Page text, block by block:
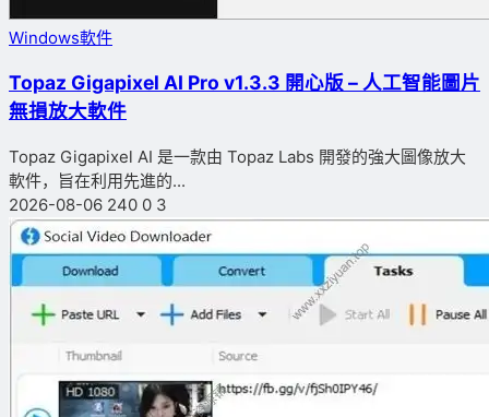
Windows軟件
Topaz Gigapixel AI Pro v1.3.3 開心版 – 人工智能圖片
無損放大軟件
Topaz Gigapixel AI 是一款由 Topaz Labs 開發的強大圖像放大
軟件，旨在利用先進的...
2026-08-06 240 0 3